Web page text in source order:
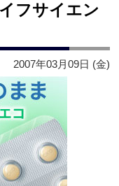
フサイエン
2007年03月09日 (金)